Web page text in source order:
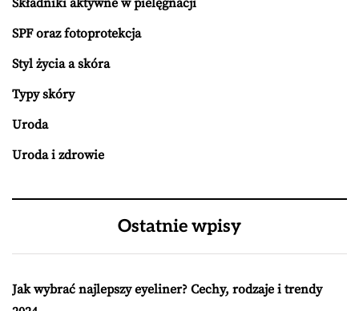
Składniki aktywne w pielęgnacji
SPF oraz fotoprotekcja
Styl życia a skóra
Typy skóry
Uroda
Uroda i zdrowie
Ostatnie wpisy
Jak wybrać najlepszy eyeliner? Cechy, rodzaje i trendy